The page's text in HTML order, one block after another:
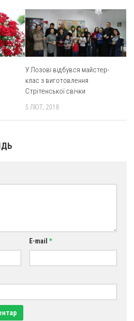
У Лозові відбувся майстер-
клас з виготовлення
Стрітенської свічки
5 ЛЮТ, 2018
E-mail *